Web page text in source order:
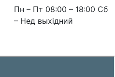
Пн – Пт 08:00 – 18:00 Сб
– Нед выхідний